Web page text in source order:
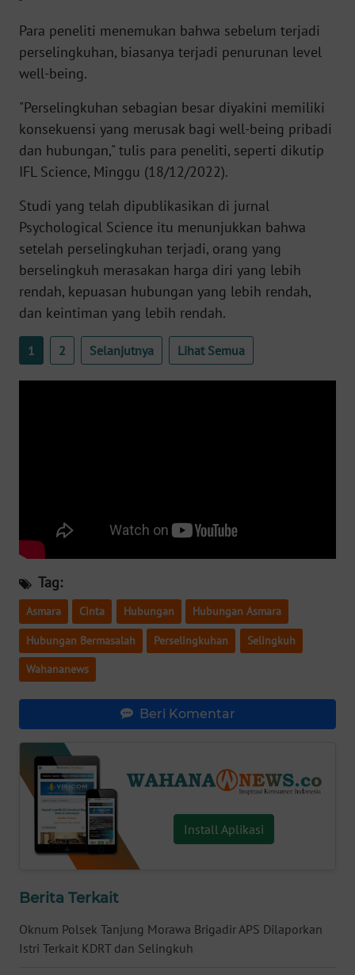
Para peneliti menemukan bahwa sebelum terjadi
perselingkuhan, biasanya terjadi penurunan level
well-being.
"Perselingkuhan sebagian besar diyakini memiliki
konsekuensi yang merusak bagi well-being pribadi
dan hubungan," tulis para peneliti, seperti dikutip
IFL Science, Minggu (18/12/2022).
Studi yang telah dipublikasikan di jurnal
Psychological Science itu menunjukkan bahwa
setelah perselingkuhan terjadi, orang yang
berselingkuh merasakan harga diri yang lebih
rendah, kepuasan hubungan yang lebih rendah,
dan keintiman yang lebih rendah.
1 2 Selanjutnya Lihat Semua
Tag:
Asmara Cinta Hubungan Hubungan Asmara
Hubungan Bermasalah Perselingkuhan Selingkuh
Wahananews
Beri Komentar
Install Aplikasi
Berita Terkait
Oknum Polsek Tanjung Morawa Brigadir APS Dilaporkan
Istri Terkait KDRT dan Selingkuh
WN
JAKARTA
JABAR
WN
WN
NTT
WN
KEPRI
WN
PAPUA
WN
SERAMBI
JAMBI
WN
SULTRA
SULTENG
WN
SULBAR
WN
SUMBAR